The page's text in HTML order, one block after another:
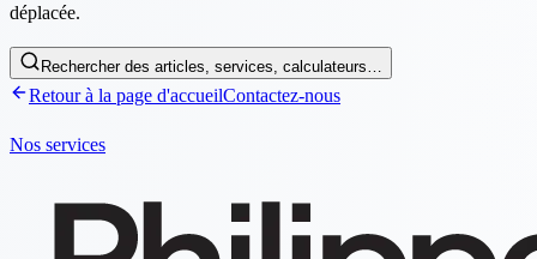
déplacée.
Rechercher des articles, services, calculateurs…
Retour à la page d'accueilContactez-nous
Nos services